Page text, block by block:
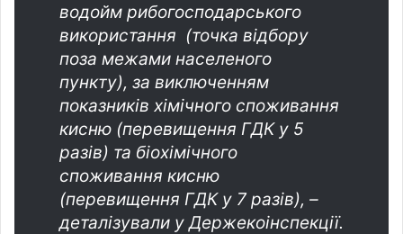
водойм рибогосподарського
використання (точка відбору
поза межами населеного
пункту), за виключенням
показників хімічного споживання
кисню (перевищення ГДК у 5
разів) та біохімічного
споживання кисню
(перевищення ГДК у 7 разів), –
деталізували у Держекоінспекції.